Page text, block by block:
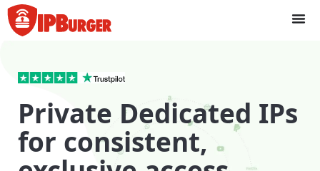
Bỏ
để
qua
dung
Private Dedicated IPs
for consistent,